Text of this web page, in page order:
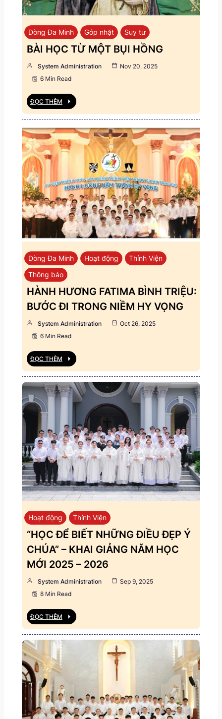
Dòng Đa Minh Góp nhặt Suy tư
BÀI HỌC TỪ MỘT BỤI HỒNG
System Administration
Nov 20, 2025
6 Min Read
ĐỌC THÊM
Dòng Đa Minh Hoạt động
Thỉnh Viện
Thông báo
HÀNH HƯƠNG FATIMA BÌNH TRIỆU:
BƯỚC ĐI TRONG NIỀM HY VỌNG
System Administration
Oct 26, 2025
6 Min Read
ĐỌC THÊM
Hoạt động Thỉnh Viện
“HỌC ĐỂ BIẾT NHỮNG ĐIỀU ĐẸP Ý
CHÚA” – KHAI GIẢNG NĂM HỌC
MỚI 2025 – 2026
System Administration
Sep 9, 2025
8 Min Read
ĐỌC THÊM